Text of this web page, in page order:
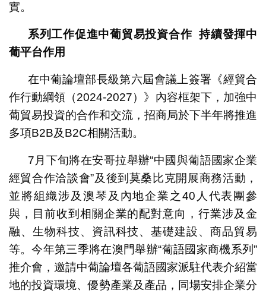
實。
系列工作促進中葡貿易投資合作 持續發揮中
葡平台作用
在中葡論壇部長級第六屆會議上簽署《經貿合
作行動綱領（2024-2027）》內容框架下，加強中
葡貿易投資的合作和交流，招商局於下半年將推進
多項B2B及B2C相關活動。
7月下旬將在安哥拉舉辦“中國與葡語國家企業
經貿合作洽談會”及後到莫桑比克開展商務活動，
並將組織涉及澳琴及內地企業之40人代表團參
與，目前收到相關企業的配對意向，行業涉及金
融、生物科技、資訊科技、基礎建設、商品貿易
等。今年第三季將在澳門舉辦“葡語國家商機系列”
推介會，邀請中葡論壇各葡語國家派駐代表介紹當
地的投資環境、優勢產業及產品，同場安排企業分